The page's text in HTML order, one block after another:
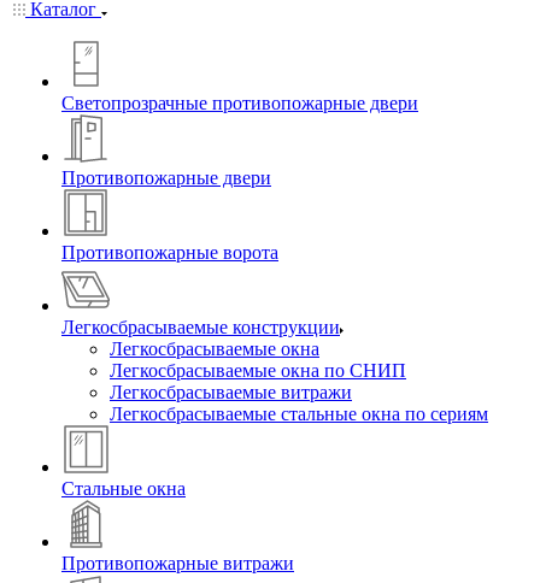
Каталог
Светопрозрачные противопожарные двери
Противопожарные двери
Противопожарные ворота
Легкосбрасываемые конструкции
Легкосбрасываемые окна
Легкосбрасываемые окна по СНИП
Легкосбрасываемые витражи
Легкосбрасываемые стальные окна по сериям
Стальные окна
Противопожарные витражи